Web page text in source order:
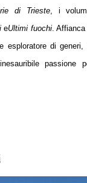
di Trieste, i
eUltimi fuochi. Affianca
esploratore di
passione